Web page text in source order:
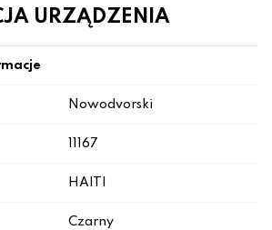
URZĄDZENIA
Nowodvorski
11167
HAITI
Czarny